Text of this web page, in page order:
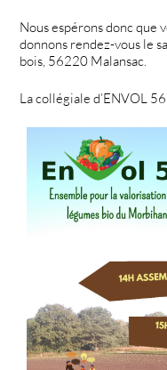
Nous espérons donc que
donnons rendez-vous le
bois, 56220 Malansac.
La collégiale d’ENVOL 56